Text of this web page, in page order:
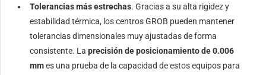
Tolerancias más estrechas. Gracias a su alta rigidez y
estabilidad térmica, los centros GROB pueden mantener
tolerancias dimensionales muy ajustadas de forma
consistente. La precisión de posicionamiento de 0.006
mmes una prueba de la capacidad de estos equipos para